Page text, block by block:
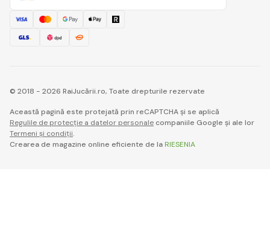
© 2018 - 2026 RaiJucării.ro, Toate drepturile rezervate
Această pagină este protejată prin reCAPTCHA și se aplică
Regulile de protecție a datelor personale companiile Google și ale lor
Termeni și condiții.
Crearea de magazine online eficiente de la RIESENIA